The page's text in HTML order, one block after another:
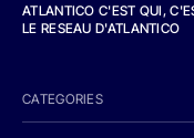
ATLANTICO C'EST QUI,
LE RESEAU D'ATLANTICO
CATEGORIES